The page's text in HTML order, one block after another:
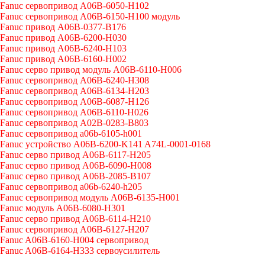
Fanuc сервопривод A06B-6050-H102
Fanuc сервопривод A06B-6150-H100 модуль
Fanuc привод A06B-0377-B176
Fanuc привод A06B-6200-H030
Fanuc привод A06B-6240-H103
Fanuc привод A06B-6160-H002
Fanuc серво привод модуль A06B-6110-H006
Fanuc сервопривод A06B-6240-H308
Fanuc сервопривод A06B-6134-H203
Fanuc сервопривод A06B-6087-H126
Fanuc сервопривод A06B-6110-H026
Fanuc сервопривод A02B-0283-B803
Fanuc сервопривод a06b-6105-h001
Fanuc устройство A06B-6200-K141 A74L-0001-0168
Fanuc серво привод A06B-6117-H205
Fanuc серво привод A06B-6090-H008
Fanuc серво привод A06B-2085-B107
Fanuc сервопривод a06b-6240-h205
Fanuc сервопривод модуль A06B-6135-H001
Fanuc модуль A06B-6080-H301
Fanuc серво привод A06B-6114-H210
Fanuc сервопривод A06B-6127-H207
Fanuc A06B-6160-H004 сервопривод
Fanuc A06B-6164-H333 сервоусилитель